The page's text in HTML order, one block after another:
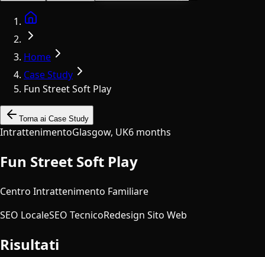
Home
Case Study
Fun Street Soft Play
Torna ai Case Study
IntrattenimentoGlasgow, UK6 months
Fun Street Soft Play
Centro Intrattenimento Familiare
SEO LocaleSEO TecnicoRedesign Sito Web
Risultati